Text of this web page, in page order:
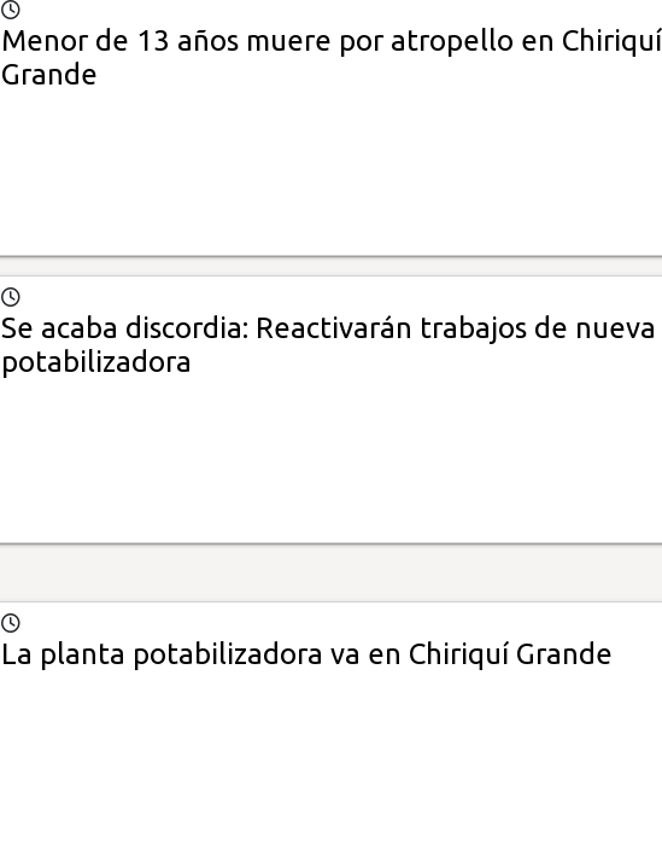
Menor de 13 años muere por atropello en Chiriquí
Grande
Se acaba discordia: Reactivarán trabajos de nueva
potabilizadora
La planta potabilizadora va en Chiriquí Grande